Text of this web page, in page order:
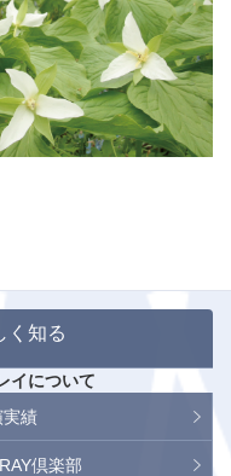
く知る
イについて
実績
倶楽部